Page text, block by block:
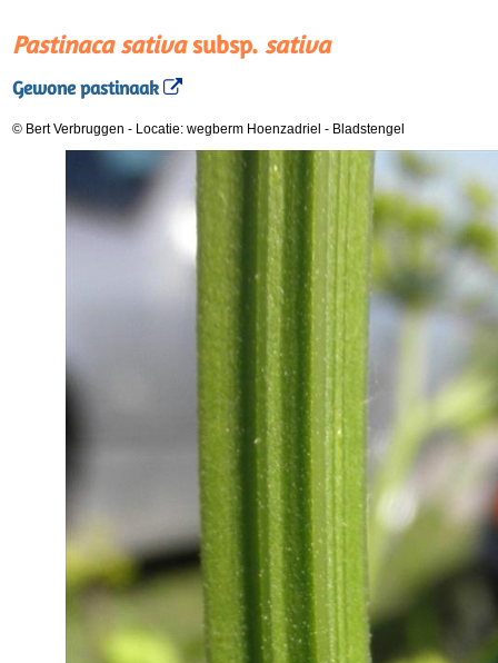
Pastinaca sativasubsp. sativa
Gewone pastinaak
© Bert Verbruggen - Locatie: wegberm Hoenzadriel - Bladstengel